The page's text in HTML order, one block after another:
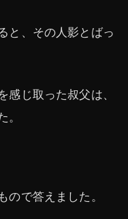
と、その人影とばっ
感じ取った叔父は、
。
ので答えました。